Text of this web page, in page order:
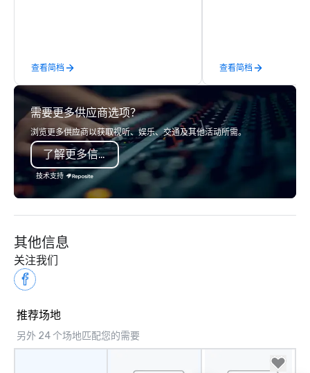
Our Nation’s Capital.
查看简档 查看简档
需要更多供应商选项？
浏览更多供应商以获取视听、娱乐、交通及其他活动所需。
了解更多信息
技术支持
其他信息
关注我们
推荐场地
另外 24 个场地匹配您的需要